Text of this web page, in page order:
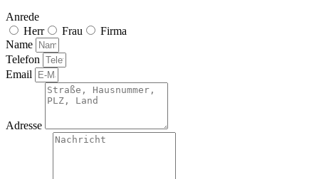
Anrede
Herr
Frau
Firma
Name
Telefon
Email
Adresse